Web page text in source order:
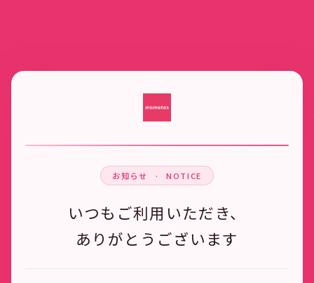
お知らせ · NOTICE
いつもご利用いただき、
ありがとうございます